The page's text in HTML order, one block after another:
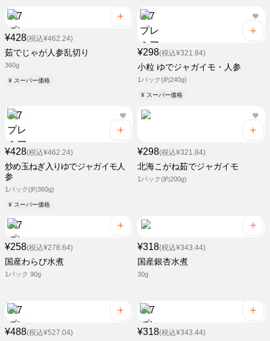
¥428(税込¥462.24)
茹でじゃが人参乱切り
360g
¥ スーパー価格
¥298(税込¥321.84)
小粒 ゆでジャガイモ・人参
1パック(約240g)
¥ スーパー価格
¥428(税込¥462.24)
炒め玉ねぎ入りゆでジャガイモ人
参
1パック(約360g)
¥ スーパー価格
¥298(税込¥321.84)
北海こがね茹でジャガイモ
1パック(約200g)
¥258(税込¥278.64)
国産わらび水煮
1パック 90g
¥318(税込¥343.44)
国産銀杏水煮
30g
¥488(税込¥527.04) ¥318(税込¥343.44)